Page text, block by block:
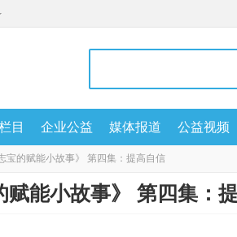
目 企业公益 媒体报道 公益视频
宝的赋能小故事》 第四集：提高自信
赋能小故事》 第四集：